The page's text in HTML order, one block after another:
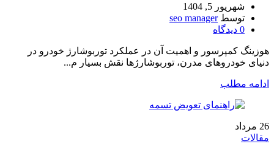
شهریور 5, 1404
توسط seo manager
0 دیدگاه
هوزینگ کمپرسور و اهمیت آن در عملکرد توربوشارژ خودرو در
دنیای خودروهای مدرن، توربوشارژها نقش بسیار م...
ادامه مطلب
26 مرداد
مقالات